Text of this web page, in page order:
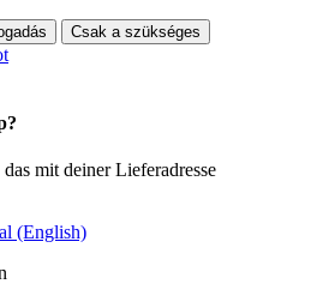
Csak a szükséges
das mit deiner Lieferadresse
(English)